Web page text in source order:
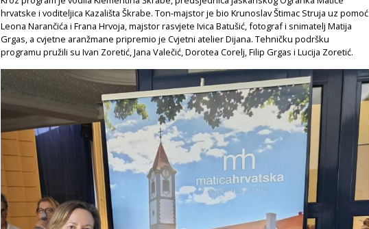
hrvatske i voditeljica Kazališta Škrabe. Ton-majstor je bio Krunoslav Štimac Struja uz pomoć
Leona Narančića i Frana Hrvoja, majstor rasvjete Ivica Batušić, fotograf i snimatelj Matija
Grgas, a cvjetne aranžmane pripremio je Cvjetni atelier Dijana. Tehničku podršku
programu pružili su Ivan Zoretić, Jana Valečić, Dorotea Corelj, Filip Grgas i Lucija Zoretić.